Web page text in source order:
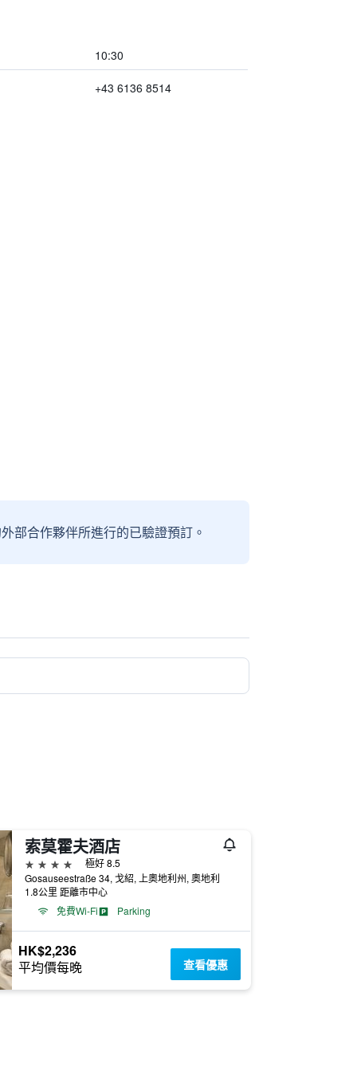
10:30
+43 6136 8514
部合作夥伴所進行的已驗證預訂。
索莫霍夫酒店
4星級
極好 8.5
Gosauseestraße 34, 戈紹, 上奧地利州, 奧地利
1.8公里 距離市中心
免費Wi-Fi
Parking
HK$2,236
平均價每晚 查看優惠